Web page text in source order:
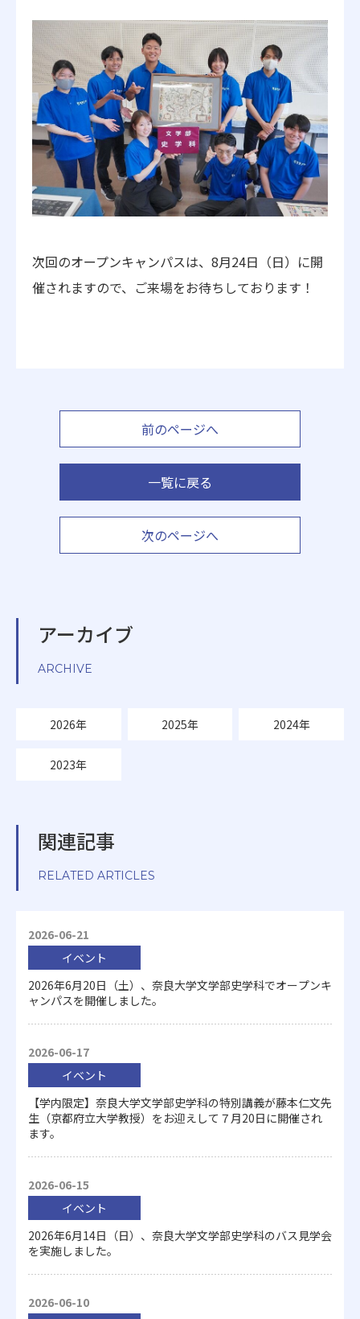
次回のオープンキャンパスは、8月24日（日）に開
催されますので、ご来場をお待ちしております！
前のページへ
一覧に戻る
次のページへ
アーカイブ
ARCHIVE
2026年 2025年 2024年
2023年
関連記事
RELATED ARTICLES
2026-06-21
イベント
2026年6月20日（土）、奈良大学文学部史学科でオープンキ
ャンパスを開催しました。
2026-06-17
イベント
【学内限定】奈良大学文学部史学科の特別講義が藤本仁文先
生（京都府立大学教授）をお迎えして７月20日に開催され
ます。
2026-06-15
イベント
2026年6月14日（日）、奈良大学文学部史学科のバス見学会
を実施しました。
2026-06-10